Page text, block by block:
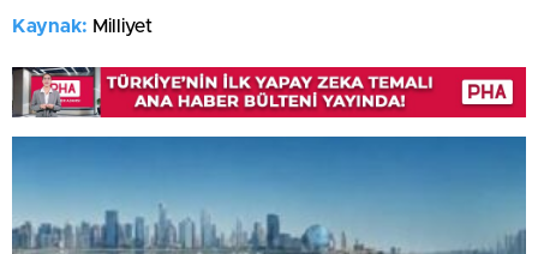
Kaynak: Milliyet